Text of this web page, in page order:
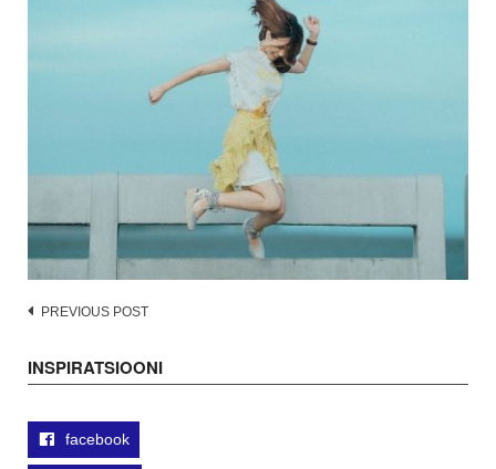
Post
PREVIOUS POST
INSPIRATSIOONI
facebook